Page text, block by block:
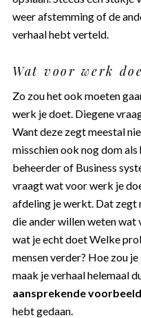
weer afstemming of de
verhaal hebt verteld.
Wat voor werk
Zo zou het ook moeten
werk je doet. Diegene
Want deze zegt meestal
misschien ook nog dom
beheerder of Business
vraagt wat voor werk je
afdeling je werkt. Dat zegt
die ander willen weten
wat je echt doet Welke
mensen verder? Hoe zou
maak je verhaal helemaal
aansprekende
hebt gedaan.